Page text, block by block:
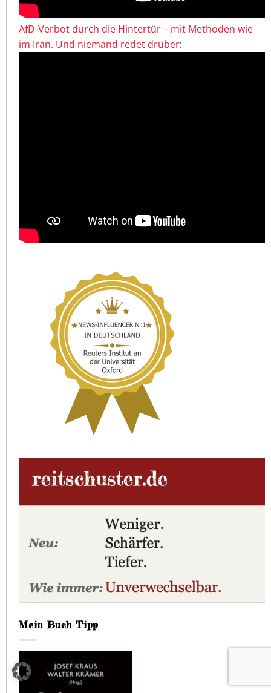
AfD-Verbot durch die Hintertür – mit Methoden wie
im Iran. Und niemand redet drüber:
Mein Buch-Tipp